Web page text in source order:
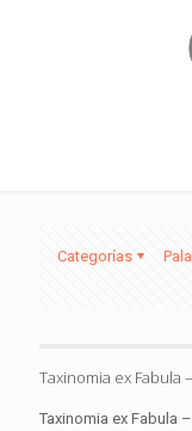
Categorías
Taxinomia ex Fabula
Taxinomia ex Fabula